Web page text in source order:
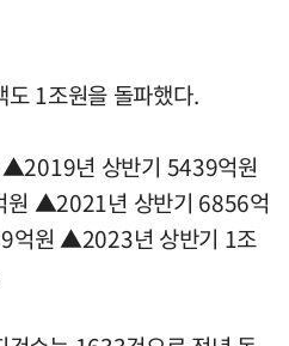
도 1조원을 돌파했다.
▲2019년 상반기 5439억원
▲2021년 상반기 6856억
억원 ▲2023년 상반기 1조